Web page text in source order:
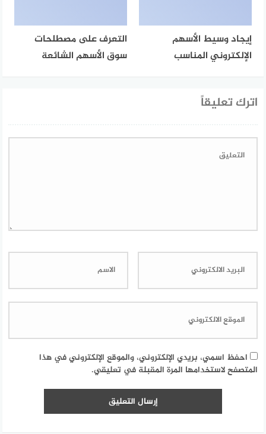
إيجاد وسيط الأسهم
الإلكتروني المناسب
التعرف على مصطلحات
سوق الأسهم الشائعة
اترك تعليقاً
احفظ اسمي، بريدي الإلكتروني، والموقع الإلكتروني في هذا
المتصفح لاستخدامها المرة المقبلة في تعليقي.